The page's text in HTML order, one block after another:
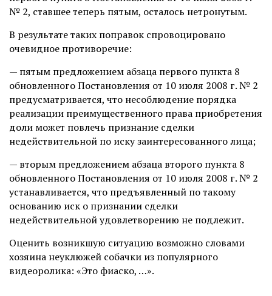
№ 2, ставшее теперь пятым, осталось нетронутым.
В результате таких поправок спровоцировано
очевидное противоречие:
— пятым предложением абзаца первого пункта 8
обновленного Постановления от 10 июля 2008 г. № 2
предусматривается, что несоблюдение порядка
реализации преимущественного права приобретения
доли может повлечь признание сделки
недействительной по иску заинтересованного лица;
— вторым предложением абзаца второго пункта 8
обновленного Постановления от 10 июля 2008 г. № 2
устанавливается, что предъявленный по такому
основанию иск о признании сделки
недействительной удовлетворению не подлежит.
Оценить возникшую ситуацию возможно словами
хозяина неуклюжей собачки из популярного
видеоролика: «Это фиаско, …».